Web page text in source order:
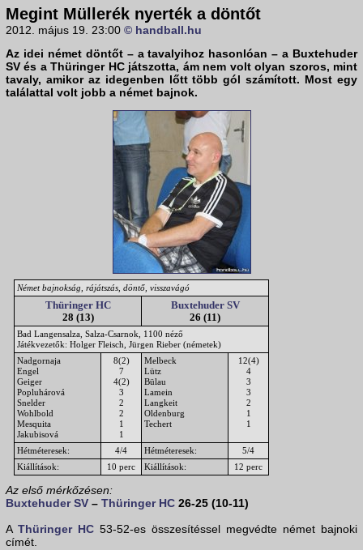
Megint Müllerék nyerték a döntőt
2012. május 19. 23:00 © handball.hu
Az idei német döntőt – a tavalyihoz hasonlóan – a Buxtehuder
SV és aThüringer HCjátszotta, ám nem volt olyan szoros, mint
tavaly, amikor az idegenben lőtt több gól számított. Most egy
találattal volt jobb a német bajnok.
Német bajnokság, rájátszás, döntő, visszavágó
Thüringer HC
28 (13)
Buxtehuder SV
26 (11)
Bad Langensalza, Salza-Csarnok, 1100 néző
Játékvezetők: Holger Fleisch, Jürgen Rieber (németek)
Nadgornaja
Engel
Geiger
Popluhárová
Snelder
Wohlbold
Mesquita
Jakubisová
8(2)
7
4(2)
3
2
2
1
1
Melbeck
Lütz
Bülau
Lamein
Langkeit
Oldenburg
Techert
12(4)
4
3
3
2
1
1
Hétméteresek: 4/4 Hétméteresek:
5/4
Kiállítások:
10 perc Kiállítások: 12 perc
Az első mérkőzésen:
Buxtehuder SV – Thüringer HC 26-25 (10-11)
A Thüringer HC 53-52-es összesítéssel megvédte német bajnoki
címét.